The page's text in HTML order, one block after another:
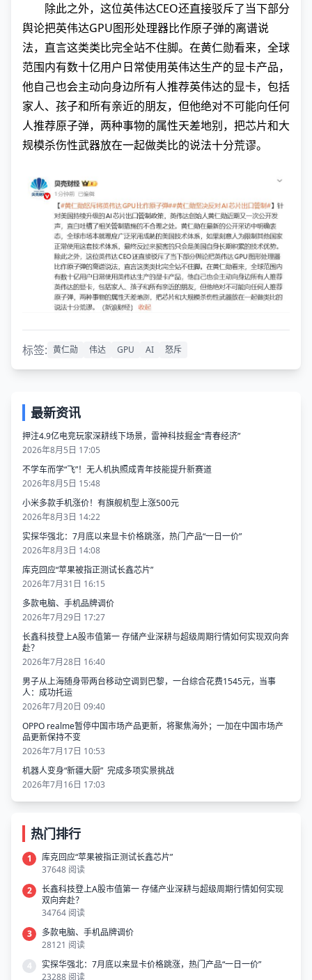
除此之外，这位英伟达CEO还直接驳斥了当下部分
舆论把英伟达GPU图形处理器比作原子弹的离谱说
法，直言这类类比完全站不住脚。在黄仁勋看来，全球
范围内有数十亿用户日常使用英伟达生产的显卡产品，
他自己也会主动向身边所有人推荐英伟达的显卡，包括
家人、孩子和所有亲近的朋友，但他绝对不可能向任何
人推荐原子弹，两种事物的属性天差地别，把芯片和大
规模杀伤性武器放在一起做类比的说法十分荒谬。
标签: 黄仁勋 伟达 GPU AI 怒斥
最新资讯
押注4.9亿电竞玩家深耕线下场景，雷神科技掘金“青春经济”
2026年8月5日 17:05
不学车而学“飞”！无人机执照成青年技能提升新赛道
2026年8月5日 15:48
小米多款手机涨价！有旗舰机型上涨500元
2026年8月3日 14:22
实探华强北：7月底以来显卡价格跳涨，热门产品“一日一价”
2026年8月3日 14:08
库克回应“苹果被指正测试长鑫芯片”
2026年7月31日 16:15
多款电脑、手机品牌调价
2026年7月29日 17:27
长鑫科技登上A股市值第一 存储产业深耕与超级周期行情如何实现双向奔
赴？
2026年7月28日 16:40
男子从上海随身带两台移动空调到巴黎，一台综合花费1545元，当事
人：成功托运
2026年7月20日 09:40
OPPO realme暂停中国市场产品更新，将聚焦海外；一加在中国市场产
品更新保持不变
2026年7月17日 10:53
机器人变身“新疆大厨” 完成多项实景挑战
2026年7月16日 17:03
热门排行
1
库克回应“苹果被指正测试长鑫芯片”
37648 阅读
2
长鑫科技登上A股市值第一 存储产业深耕与超级周期行情如何实现
双向奔赴？
34764 阅读
3
多款电脑、手机品牌调价
28121 阅读
4
实探华强北：7月底以来显卡价格跳涨，热门产品“一日一价”
23288 阅读